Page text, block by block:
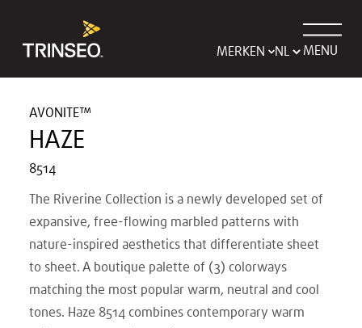
MERKEN MENU
AVONITE™
HAZE
8514
The Riverine Collection is a newly developed set of
expansive, free-flowing marbled patterns with
nature-inspired aesthetics that differentiate sheet
to sheet. A boutique palette of (3) colorways
matching the most popular warm, neutral and cool
tones. Haze 8514 combines contemporary warm